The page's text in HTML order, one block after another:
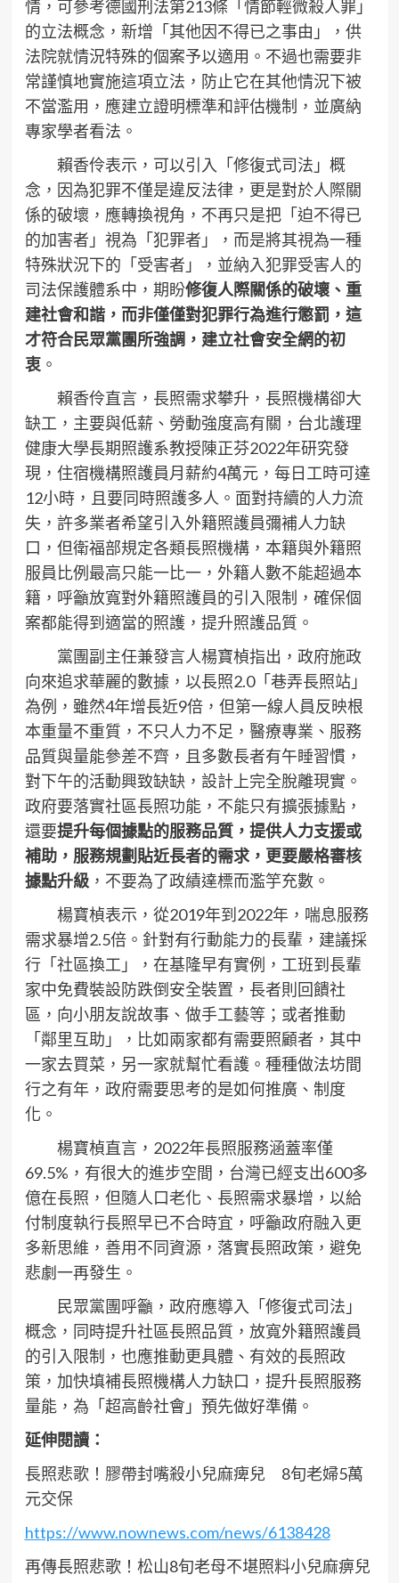
情，可參考德國刑法第213條「情節輕微殺人罪」
的立法概念，新增「其他因不得已之事由」，供
法院就情況特殊的個案予以適用。不過也需要非
常謹慎地實施這項立法，防止它在其他情況下被
不當濫用，應建立證明標準和評估機制，並廣納
專家學者看法。
賴香伶表示，可以引入「修復式司法」概
念，因為犯罪不僅是違反法律，更是對於人際關
係的破壞，應轉換視角，不再只是把「迫不得已
的加害者」視為「犯罪者」，而是將其視為一種
特殊狀況下的「受害者」，並納入犯罪受害人的
司法保護體系中，期盼修復人際關係的破壞、重
建社會和諧，而非僅僅對犯罪行為進行懲罰，這
才符合民眾黨團所強調，建立社會安全網的初
衷。
賴香伶直言，長照需求攀升，長照機構卻大
缺工，主要與低薪、勞動強度高有關，台北護理
健康大學長期照護系教授陳正芬2022年研究發
現，住宿機構照護員月薪約4萬元，每日工時可達
12小時，且要同時照護多人。面對持續的人力流
失，許多業者希望引入外籍照護員彌補人力缺
口，但衛福部規定各類長照機構，本籍與外籍照
服員比例最高只能一比一，外籍人數不能超過本
籍，呼籲放寬對外籍照護員的引入限制，確保個
案都能得到適當的照護，提升照護品質。
黨團副主任兼發言人楊寶楨指出，政府施政
向來追求華麗的數據，以長照2.0「巷弄長照站」
為例，雖然4年增長近9倍，但第一線人員反映根
本重量不重質，不只人力不足，醫療專業、服務
品質與量能參差不齊，且多數長者有午睡習慣，
對下午的活動興致缺缺，設計上完全脫離現實。
政府要落實社區長照功能，不能只有擴張據點，
還要提升每個據點的服務品質，提供人力支援或
補助，服務規劃貼近長者的需求，更要嚴格審核
據點升級，不要為了政績達標而濫竽充數。
楊寶楨表示，從2019年到2022年，喘息服務
需求暴增2.5倍。針對有行動能力的長輩，建議採
行「社區換工」，在基隆早有實例，工班到長輩
家中免費裝設防跌倒安全裝置，長者則回饋社
區，向小朋友說故事、做手工藝等；或者推動
「鄰里互助」，比如兩家都有需要照顧者，其中
一家去買菜，另一家就幫忙看護。種種做法坊間
行之有年，政府需要思考的是如何推廣、制度
化。
楊寶楨直言，2022年長照服務涵蓋率僅
69.5%，有很大的進步空間，台灣已經支出600多
億在長照，但隨人口老化、長照需求暴增，以給
付制度執行長照早已不合時宜，呼籲政府融入更
多新思維，善用不同資源，落實長照政策，避免
悲劇一再發生。
民眾黨團呼籲，政府應導入「修復式司法」
概念，同時提升社區長照品質，放寬外籍照護員
的引入限制，也應推動更具體、有效的長照政
策，加快填補長照機構人力缺口，提升長照服務
量能，為「超高齡社會」預先做好準備。
延伸閱讀：
長照悲歌！膠帶封嘴殺小兒麻痺兒 8旬老婦5萬
元交保
https://www.nownews.com/news/6138428
再傳長照悲歌！松山8旬老母不堪照料小兒麻痹兒